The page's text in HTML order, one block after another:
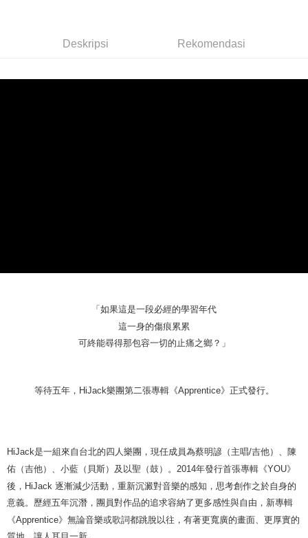
Pemindahan ATM
Deskripsi Rekomendasi
「如果這是一段必經的學習年代
這一身的傷痕累累
可終能尋得那包容一切的止痛之鄉？」
等待五年， HiJack樂團第二張專輯《Apprentice》正式發行。
HiJack是一組來自台北的四人樂團，現任成員為蔡明諺（主唱/吉他）、陳
佑（吉他）、小藍（貝斯）及以聖（鼓）。 2014年發行首張專輯《YOU》
後， HiJack 逐漸減少活動，重新沉澱對音樂的感知，思考創作之於自身的
意義。歷經五年沉潛，團員對作品的追求容納了更多感性與自由，新專輯
《Apprentice》無論音樂或歌詞都跳脫以往，有著更寬廣的畫面、更厚實的